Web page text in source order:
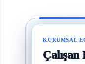
KURUMSAL